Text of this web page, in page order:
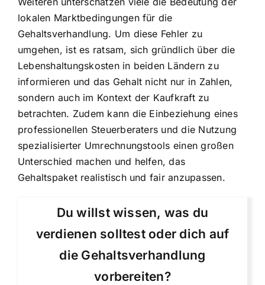
lokalen Marktbedingungen für die
Gehaltsverhandlung. Um diese Fehler zu
umgehen, ist es ratsam, sich gründlich über die
Lebenshaltungskosten in beiden Ländern zu
informieren und das Gehalt nicht nur in Zahlen,
sondern auch im Kontext der Kaufkraft zu
betrachten. Zudem kann die Einbeziehung eines
professionellen Steuerberaters und die Nutzung
spezialisierter Umrechnungstools einen großen
Unterschied machen und helfen, das
Gehaltspaket realistisch und fair anzupassen.
Du willst wissen, was du
verdienen solltest oder dich auf
die Gehaltsverhandlung
vorbereiten?